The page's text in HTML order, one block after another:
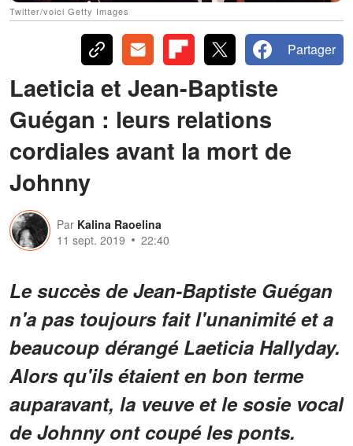
Twitter/voici Getty Images
Partager
Laeticia et Jean-Baptiste
Guégan : leurs relations
cordiales avant la mort de
Johnny
Par Kalina Raoelina
11 sept. 2019
22:40
Le succès de Jean-Baptiste Guégan
n'a pas toujours fait l'unanimité et a
beaucoup dérangé Laeticia Hallyday.
Alors qu'ils étaient en bon terme
auparavant, la veuve et le sosie vocal
de Johnny ont coupé les ponts.